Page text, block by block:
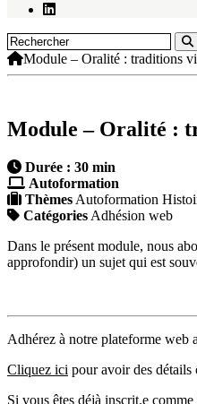
Module – Oralité : traditions
Module – Oralité :
Durée : 30 min
Autoformation
Thèmes Autoformation
Catégories Adhésion web
Dans le présent module, nous
approfondir) un sujet qui est
Adhérez à notre plateforme web
Cliquez ici pour avoir des détails
Si vous êtes déjà inscrit.e